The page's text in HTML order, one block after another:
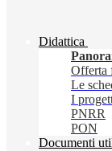
Didattica
Offerta
Le
I
PNRR
PON
Documenti